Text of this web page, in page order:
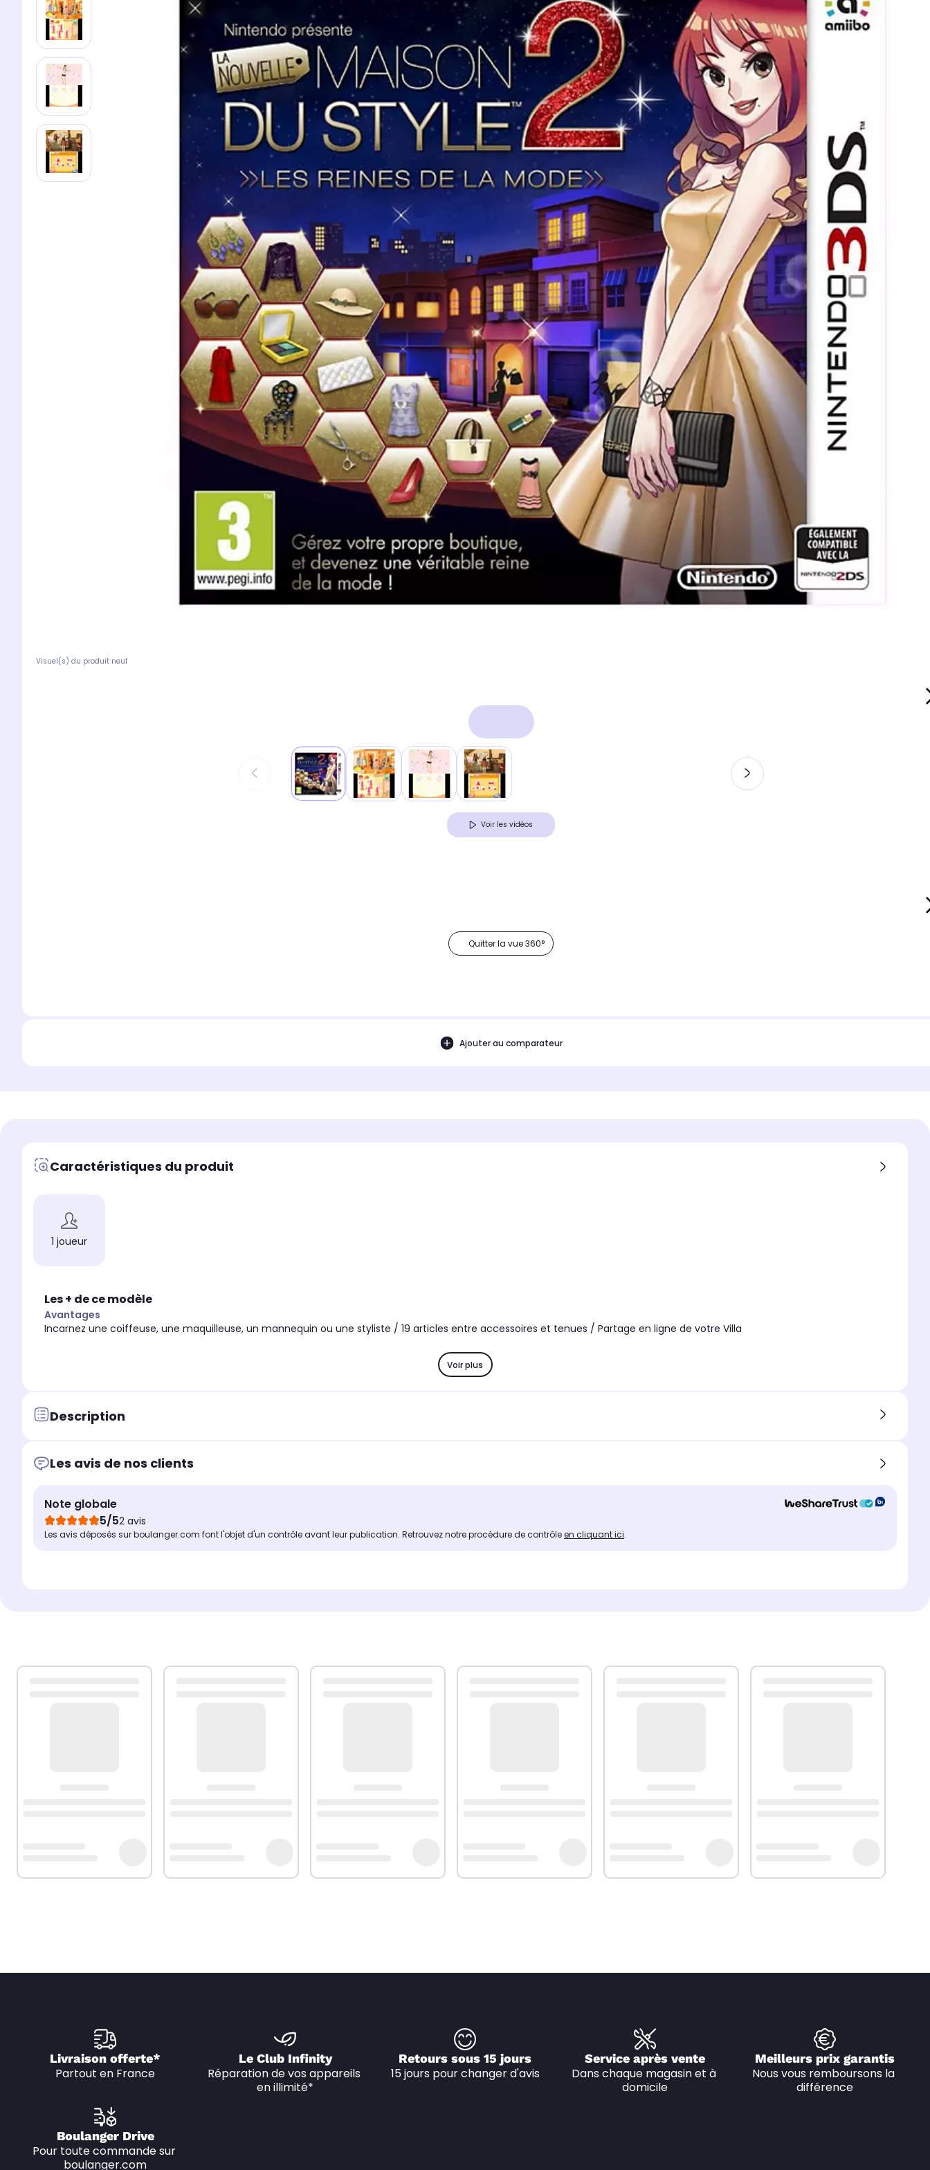
Visuel(s) du produit neuf
Voir les vidéos
Quitter la vue 360°
Ajouter au comparateur
Caractéristiques du produit
1 joueur
Les + de ce modèle
Avantages
Incarnez une coiffeuse, une maquilleuse, un mannequin ou une styliste / 19 articles entre accessoires et tenues / Partage en ligne de votre Villa
Voir plus
Description
Les avis de nos clients
Note globale
5/52 avis
Les avis déposés sur boulanger.com font l'objet d'un contrôle avant leur publication. Retrouvez notre procédure de contrôleen cliquant ici.
Livraison offerte*
Partout en France
Le Club Infinity
Réparation de vos appareils
en illimité*
Retours sous 15 jours
15 jours pour changer d'avis
Service après vente
Dans chaque magasin et à
domicile
Meilleurs prix garantis
Nous vous remboursons la
différence
Boulanger Drive
Pour toute commande sur
boulanger.com